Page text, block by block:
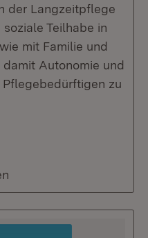
der Langzeitpflege
Teilhabe in
mit Familie und
Autonomie und
zu